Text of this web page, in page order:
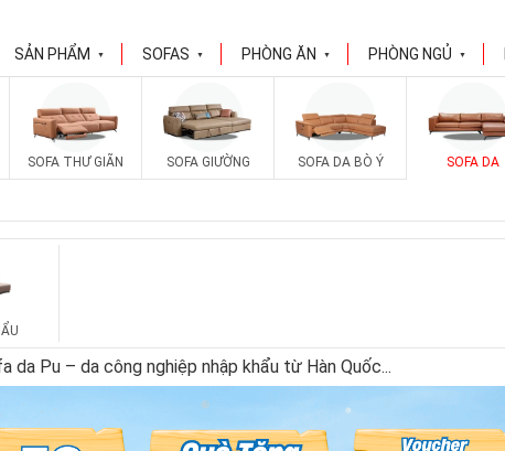
SẢN PHẨM ▼ SOFAS ▼ PHÒNG ĂN ▼ PHÒNG NGỦ ▼
SOFA THƯ GIÃN SOFA GIƯỜNG SOFA DA BÒ Ý SOFA DA
Pu – da công nghiệp nhập khẩu từ Hàn Quốc...